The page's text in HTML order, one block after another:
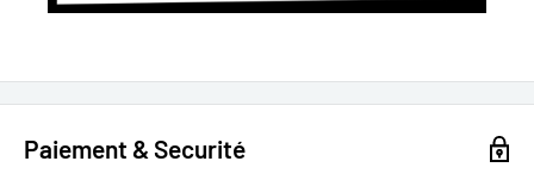
Paiement & Securité